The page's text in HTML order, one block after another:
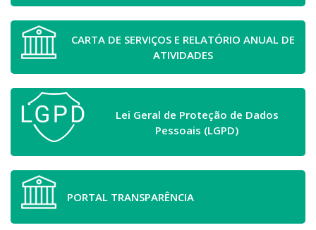
CARTA DE SERVIÇOS E RELATÓRIO ANUAL DE
ATIVIDADES
Lei Geral de Proteção de Dados
Pessoais (LGPD)
PORTAL TRANSPARÊNCIA